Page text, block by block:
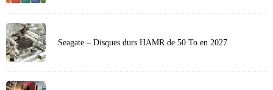
Seagate – Disques durs HAMR de 50 To en 2027